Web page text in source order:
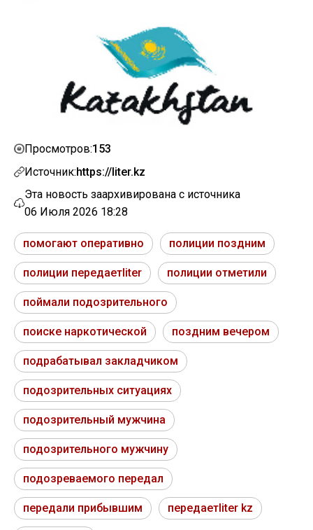
Просмотров:153
Источник:https://liter.kz
Эта новость заархивирована с источника
06 Июля 2026 18:28
помогают оперативно полиции поздним
полиции передаетliter полиции отметили
поймали подозрительного
поиске наркотической поздним вечером
подрабатывал закладчиком
подозрительных ситуациях
подозрительный мужчина
подозрительного мужчину
подозреваемого передал
передали прибывшим передаетliter kz